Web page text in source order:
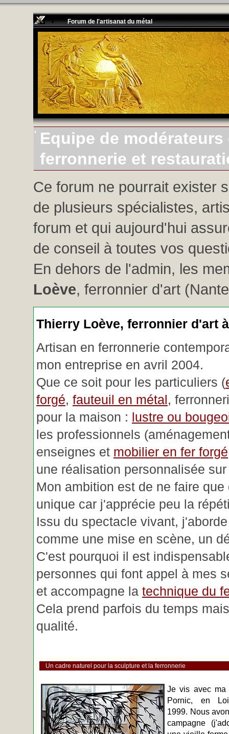
Forum de l'artisanat du métal
Equipe de
ferronnerie et
Ce forum ne pourrait exister
de plusieurs spécialistes,
forum et qui aujourd'hui
de conseil à toutes vos
En dehors de l'admin, les
Loève, ferronnier d'art
Thierry Loève, ferronnier d'art
Artisan en ferronnerie
mon entreprise en avril 2004.
Que ce soit pour les particuliers (
forgé, fauteuil en métal,
pour la maison : lustre ou
les professionnels
enseignes et mobilier en fer forgé
une réalisation personnalisée
Mon ambition est de ne faire que
unique car j'apprécie peu la
Issu du spectacle vivant,
comme une mise en scène, un
C'est pourquoi il est
personnes qui font appel à mes
et accompagne la technique du
Cela prend parfois du temps
qualité.
Un cadre naturel pour la sculpture et la ferronnerie
Je vis avec ma
Pornic, en
1999. Nous
campagne